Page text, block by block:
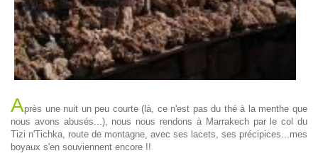
Après une nuit un peu courte (là, ce n'est pas du thé à la menthe que
nous avons abusés...), nous nous rendons à Marrakech par le col du
Tizi n'Tichka, route de montagne, avec ses lacets, ses précipices...mes
boyaux s'en souviennent encore !!